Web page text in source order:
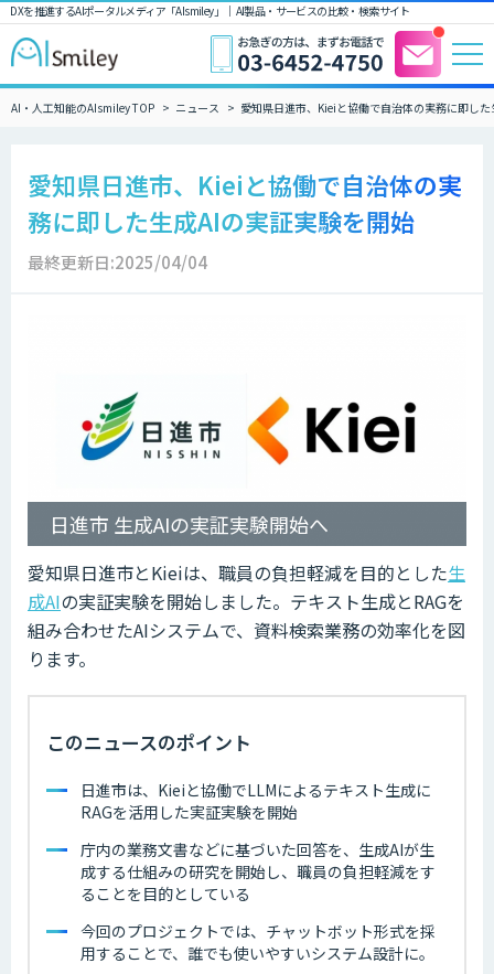
DXを推進するAIポータルメディア「AIsmiley」｜ AI製品・サービスの比較・検索サイト
AI・人工知能のAIsmiley TOP ニュース 愛知県日進市、Kieiと協働で自治体の実務に即し
愛知県日進市、Kieiと協働で自治体の実
務に即した生成AIの実証実験を開始
最終更新日:2025/04/04
日進市 生成AIの実証実験開始へ
愛知県日進市とKieiは、職員の負担軽減を目的とした生
成AIの実証実験を開始しました。テキスト生成とRAGを
組み合わせたAIシステムで、資料検索業務の効率化を図
ります。
このニュースのポイント
日進市は、Kieiと協働でLLMによるテキスト生成に
RAGを活用した実証実験を開始
庁内の業務文書などに基づいた回答を、生成AIが生
成する仕組みの研究を開始し、職員の負担軽減をす
ることを目的としている
今回のプロジェクトでは、チャットボット形式を採
用することで、誰でも使いやすいシステム設計に。